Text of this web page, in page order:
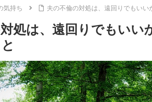
気持ち 夫の不倫の対処は、遠回りでもい
処は、遠回りでもいい